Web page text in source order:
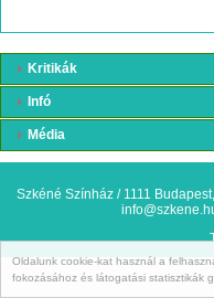
Oldalunk cookie-kat használ a
fokozásához és látogatási statisztikák
Kritikák
Infó
Média
Szkéné Színház / 1111